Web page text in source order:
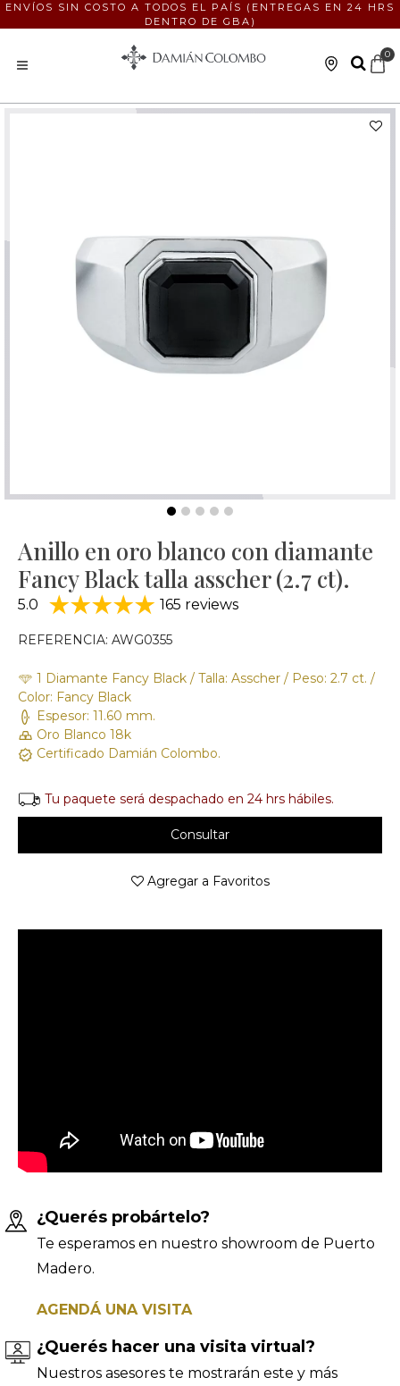
ENVÍOS SIN COSTO A TODOS EL PAÍS (ENTREGAS EN 24 HRS
DENTRO DE GBA)
0
Anillo en oro blanco con diamante
Fancy Black talla asscher (2.7 ct).
5.0 165 reviews
REFERENCIA: AWG0355
1 Diamante Fancy Black / Talla: Asscher / Peso: 2.7 ct. /
Color: Fancy Black
Espesor: 11.60 mm.
Oro Blanco 18k
Certificado Damián Colombo.
Tu paquete será despachado en 24 hrs hábiles.
Consultar
Agregar a Favoritos
¿Querés probártelo?
Te esperamos en nuestro showroom de Puerto
Madero.
AGENDÁ UNA VISITA
¿Querés hacer una visita virtual?
Nuestros asesores te mostrarán este y más